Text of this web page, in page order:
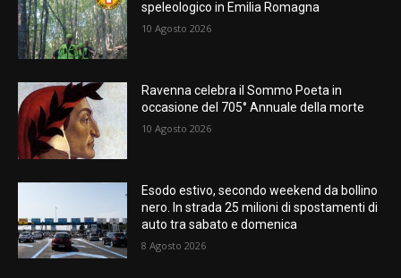
speleologico in Emilia Romagna
10 Agosto 2026
Ravenna celebra il Sommo Poeta in
occasione del 705° Annuale della morte
10 Agosto 2026
Esodo estivo, secondo weekend da bollino
nero. In strada 25 milioni di spostamenti di
auto tra sabato e domenica
8 Agosto 2026